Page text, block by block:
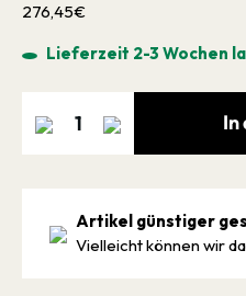
276,45€
Lieferzeit 2-3 Wochen
In
Artikel günstiger
Vielleicht können wir